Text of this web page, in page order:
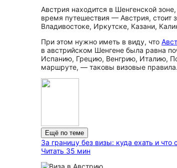
Австрия находится в Шенгенской
время путешествия — Австрия, стоит
Владивостоке, Иркутске, Казани,
При этом нужно иметь в виду, что
в австрийском Шенгене была равна
Испанию, Грецию, Венгрию, Италию,
маршруте, — таковы визовые правила.
Ещё по теме
За границу без визы: куда ехать и что
Читать 35 мин